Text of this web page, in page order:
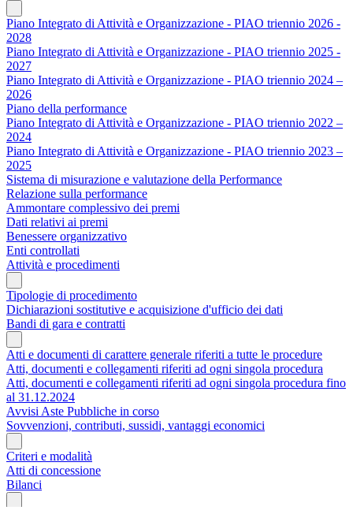
Piano Integrato di Attività e Organizzazione - PIAO triennio 2026 -
2028
Piano Integrato di Attività e Organizzazione - PIAO triennio 2025 -
2027
Piano Integrato di Attività e Organizzazione - PIAO triennio 2024 –
2026
Piano della performance
Piano Integrato di Attività e Organizzazione - PIAO triennio 2022 –
2024
Piano Integrato di Attività e Organizzazione - PIAO triennio 2023 –
2025
Sistema di misurazione e valutazione della Performance
Relazione sulla performance
Ammontare complessivo dei premi
Dati relativi ai premi
Benessere organizzativo
Enti controllati
Attività e procedimenti
Tipologie di procedimento
Dichiarazioni sostitutive e acquisizione d'ufficio dei dati
Bandi di gara e contratti
Atti e documenti di carattere generale riferiti a tutte le procedure
Atti, documenti e collegamenti riferiti ad ogni singola procedura
Atti, documenti e collegamenti riferiti ad ogni singola procedura fino
al 31.12.2024
Avvisi Aste Pubbliche in corso
Sovvenzioni, contributi, sussidi, vantaggi economici
Criteri e modalità
Atti di concessione
Bilanci